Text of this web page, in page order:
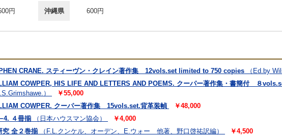
円 沖縄県 600円
CRANE. スティーヴン・クレイン著作集 12vols.set limited to 750 copies
（Ed.by
COWPER, HIS LIFE AND LETTERS AND POEMS. クーパー著作集・書簡付 ８
）
￥55,000
COWPER. クーパー著作集 15vols.set.背革装幀
￥48,000
４冊揃
（日本ハウスマン協会）
￥4,000
究 全２巻揃
（F.L.クンケル、オーデン、E.ウォー 他著、野口啓祐訳編）
￥4,500